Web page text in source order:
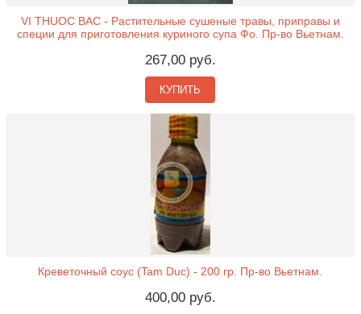
VI THUOC BAC - Растительные сушеные травы, приправы и
специи для приготовления куриного супа Фо. Пр-во Вьетнам.
267,00 руб.
КУПИТЬ
Креветочный соус (Tam Duc) - 200 гр. Пр-во Вьетнам.
400,00 руб.